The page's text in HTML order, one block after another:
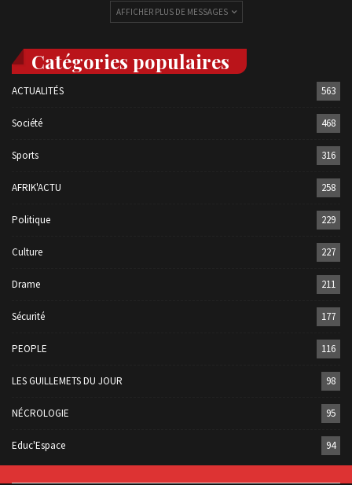
AFFICHER PLUS DE MESSAGES
Catégories populaires
ACTUALITÉS 563
Société 468
Sports 316
AFRIK'ACTU 258
Politique 229
Culture 227
Drame 211
Sécurité 177
PEOPLE 116
LES GUILLEMETS DU JOUR 98
NÉCROLOGIE 95
Educ'Espace 94